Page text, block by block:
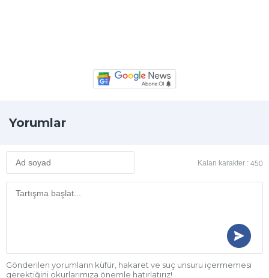
Yorumlar
Kalan karakter : 450
Gönderilen yorumların küfür, hakaret ve suç unsuru içermemesi
gerektiğini okurlarımıza önemle hatırlatırız!